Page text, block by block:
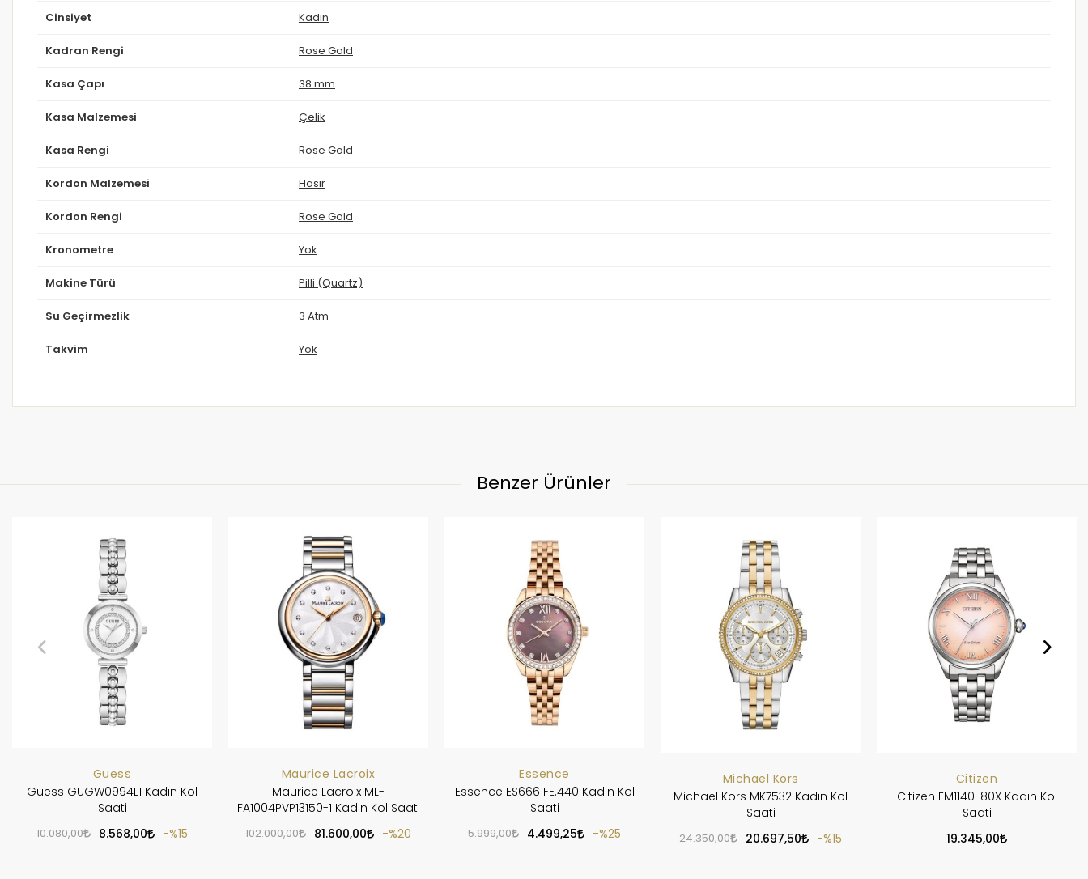
Cinsiyet Kadın
Kadran Rengi Rose Gold
Kasa Çapı 38 mm
Kasa Malzemesi Çelik
Kasa Rengi Rose Gold
Kordon Malzemesi Hasır
Kordon Rengi Rose Gold
Kronometre Yok
Makine Türü Pilli (Quartz)
Su Geçirmezlik 3 Atm
Takvim Yok
Benzer Ürünler
Guess
Guess GUGW0994L1 Kadın Kol
Saati
10.080,00 8.568,00 %15
Maurice Lacroix
Maurice Lacroix ML-
FA1004PVP13150-1 Kadın Kol Saati
102.000,00 81.600,00 %20
Essence
Essence ES6661FE.440 Kadın Kol
Saati
5.999,00 4.499,25 %25
Michael Kors
Michael Kors MK7532 Kadın Kol
Saati
24.350,00 20.697,50 %15
Citizen
Citizen EM1140-80X Kadın Kol
Saati
19.345,00